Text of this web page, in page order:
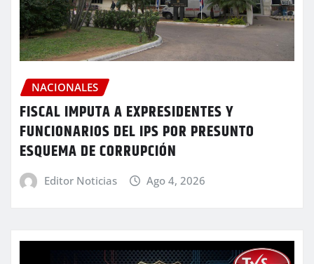
NACIONALES
FISCAL IMPUTA A EXPRESIDENTES Y
FUNCIONARIOS DEL IPS POR PRESUNTO
ESQUEMA DE CORRUPCIÓN
Editor Noticias Ago 4, 2026